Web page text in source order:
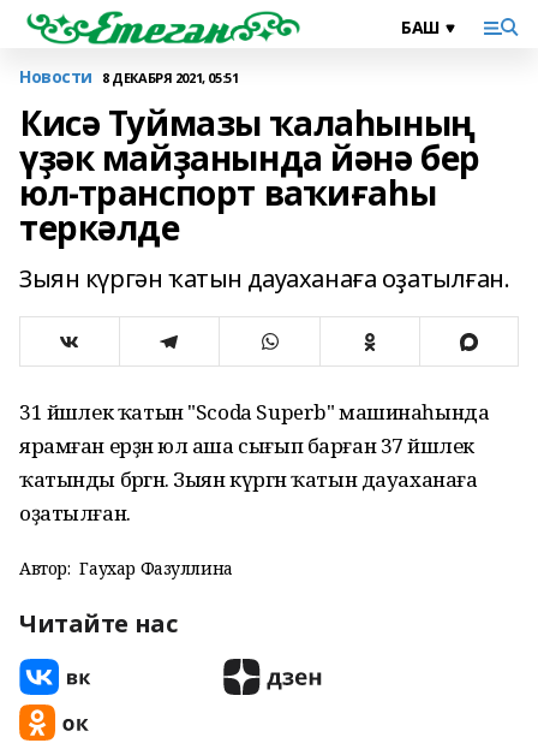
Новости 8 ДЕКАБРЯ 2021, 05:51
Кисә Туймазы ҡалаһының
үҙәк майҙанында йәнә бер
юл-транспорт ваҡиғаһы
теркәлде
Зыян күргән ҡатын дауаханаға оҙатылған.
31 йәшлек ҡатын "Scoda Superb" машинаһында
ярамған ерҙән юл аша сығып барған 37 йәшлек
ҡатынды бәргән. Зыян күргән ҡатын дауаханаға
оҙатылған.
Автор: Гаухар Фазуллина
Читайте нас